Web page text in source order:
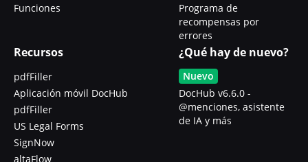
Funciones
Programa de
recompensas por
errores
Recursos
pdfFiller
Aplicación móvil DocHub
pdfFiller
US Legal Forms
SignNow
altaFlow
¿Qué hay de nuevo?
Nuevo
DocHub v6.6.0 -
@menciones, asistente
de IA y más